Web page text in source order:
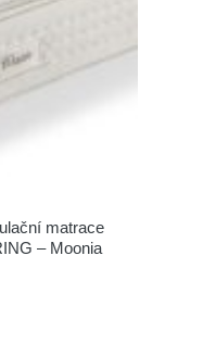
matrace
– Moonia